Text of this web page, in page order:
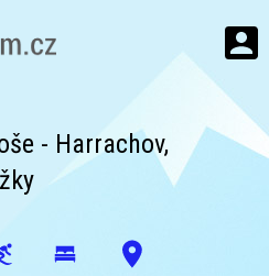
- Harrachov,